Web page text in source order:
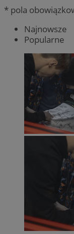
* pola
Najnowsze
Popularne